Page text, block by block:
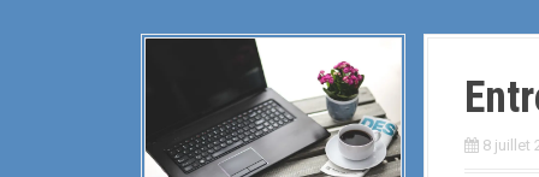
8 juillet